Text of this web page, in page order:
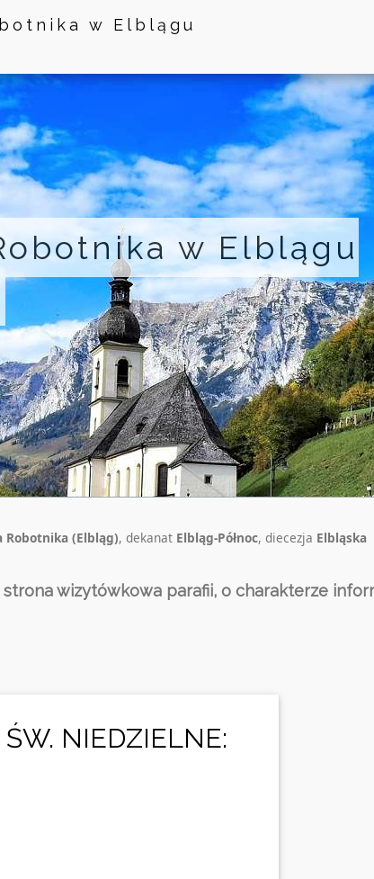
w Elblągu
w Elblągu
Robotnika (Elbląg), dekanat Elbląg-Północ, diecezja Elbląska
wizytówkowa parafii, o charakterze
NIEDZIELNE: